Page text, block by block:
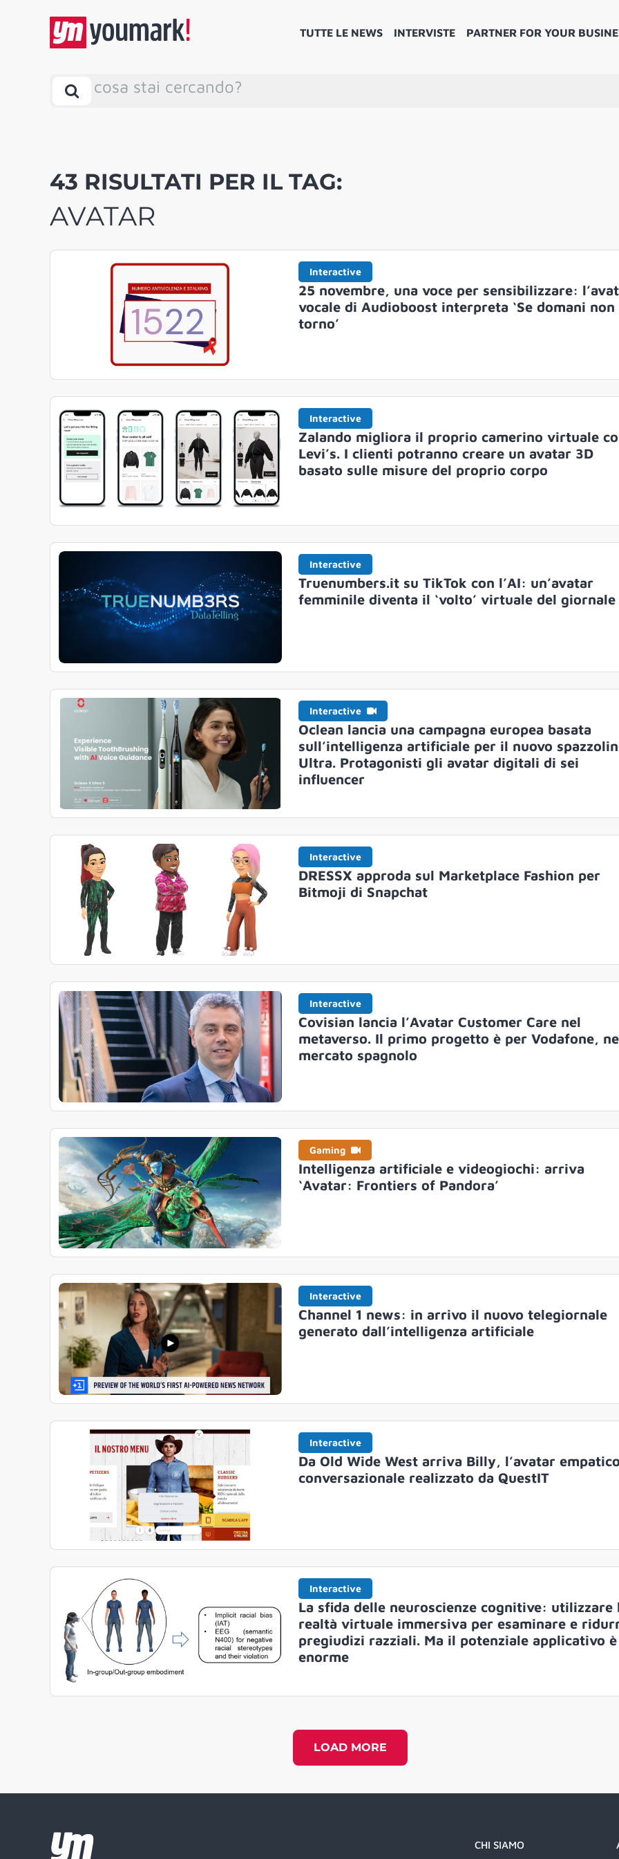
TUTTE LE NEWS INTERVISTE PARTNER FOR YOUR
cosa stai cercando?
43 RISULTATI PER IL TAG:
AVATAR
Interactive
25 novembre, una voce per sensibilizzare:
vocale di Audioboost interpreta ‘Se domani non
torno’
Interactive
Zalando migliora il proprio camerino virtuale
Levi’s. I clienti potranno creare un avatar 3D
basato sulle misure del proprio corpo
Interactive
Truenumbers.it su TikTok con l’AI: un’avatar
femminile diventa il ‘volto’ virtuale del giornale
Interactive
Oclean lancia una campagna europea basata
sull’intelligenza artificiale per il nuovo
Ultra. Protagonisti gli avatar digitali di sei
influencer
Interactive
DRESSX approda sul Marketplace Fashion per
Bitmoji di Snapchat
Interactive
Covisian lancia l’Avatar Customer Care nel
metaverso. Il primo progetto è per Vodafone,
mercato spagnolo
Gaming
Intelligenza artificiale e videogiochi: arriva
‘Avatar: Frontiers of Pandora’
Interactive
Channel 1 news: in arrivo il nuovo telegiornale
generato dall’intelligenza artificiale
Interactive
Da Old Wide West arriva Billy, l’avatar
conversazionale realizzato da QuestIT
Interactive
La sfida delle neuroscienze cognitive: utilizzare
realtà virtuale immersiva per esaminare e
pregiudizi razziali. Ma il potenziale applicativo è
enorme
LOAD MORE
CHI SIAMO